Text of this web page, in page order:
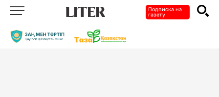
Подписка на
газету